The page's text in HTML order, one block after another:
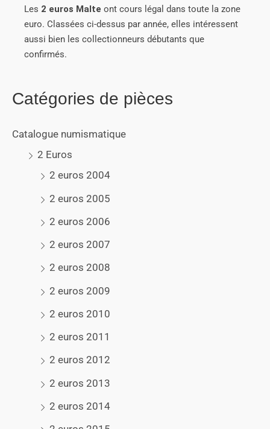
Catégories de pièces
Catalogue numismatique
2 Euros
2 euros 2004
2 euros 2005
2 euros 2006
2 euros 2007
2 euros 2008
2 euros 2009
2 euros 2010
2 euros 2011
2 euros 2012
2 euros 2013
2 euros 2014
Les 2 euros Malte ont cours légal dans toute la zone
euro. Classées ci-dessus par année, elles intéressent
aussi bien les collectionneurs débutants que
confirmés.